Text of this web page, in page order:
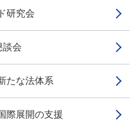
研究会
談会
たな法体系
際展開の支援